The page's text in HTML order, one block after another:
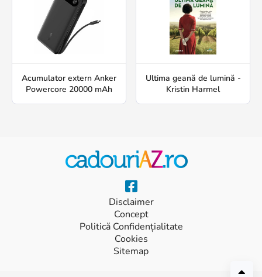
Acumulator extern Anker
Powercore 20000 mAh
Ultima geană de lumină -
Kristin Harmel
Disclaimer
Concept
Politică Confidențialitate
Cookies
Sitemap